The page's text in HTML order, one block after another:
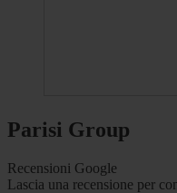
Parisi Group
Recensioni Google
Lascia una recensione per